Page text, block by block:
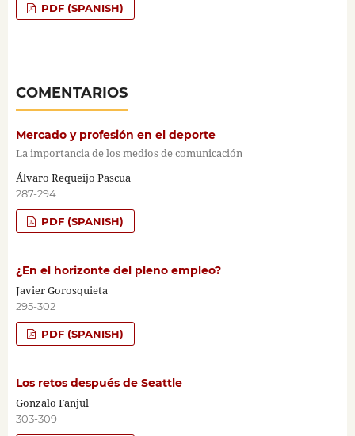
PDF (SPANISH)
COMENTARIOS
Mercado y profesión en el deporte
La importancia de los medios de comunicación
Álvaro Requeijo Pascua
287-294
PDF (SPANISH)
¿En el horizonte del pleno empleo?
Javier Gorosquieta
295-302
PDF (SPANISH)
Los retos después de Seattle
Gonzalo Fanjul
303-309